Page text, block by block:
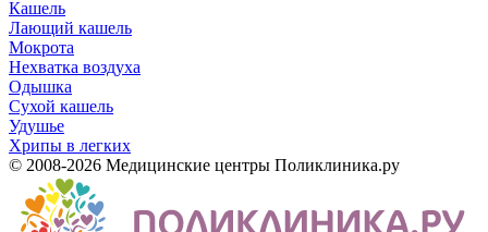
Кашель
Лающий кашель
Мокрота
Нехватка воздуха
Одышка
Сухой кашель
Удушье
Хрипы в легких
© 2008-2026 Медицинские центры Поликлиника.ру